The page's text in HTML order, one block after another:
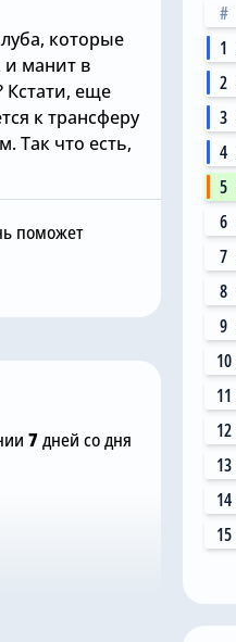
которые
и манит в
еще
к трансферу
Так что есть,
поможет
Сегодня, 12:00
«Челси» не собирается
покупать нового
7дней со дня
#
1
2
3
4
5
6
7
8
9
10
11
12
13
14
15